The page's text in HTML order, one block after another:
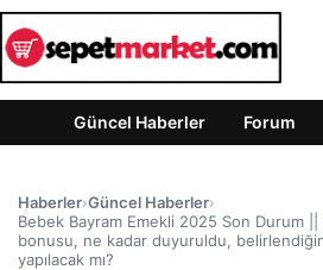
Güncel Haberler Forum
Haberler›Güncel Haberler›
Bebek Bayram Emekli 2025 Son Durum ||
bonusu, ne kadar duyuruldu,
yapılacak mı?